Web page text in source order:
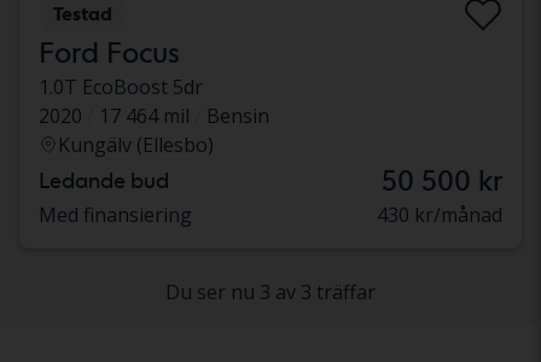
Testad
Ford Focus
1.0T EcoBoost 5dr
2020
17 464 mil
Bensin
Kungälv (Ellesbo)
Ledande bud 50 500 kr
Med finansiering 430 kr/månad
Du ser nu 3 av 3 träffar